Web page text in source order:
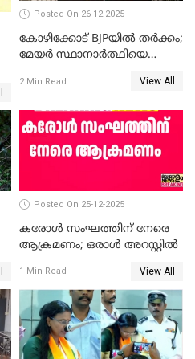
Posted On 26-12-2025
കോഴിക്കോട് BJPയിൽ തർക്കം;
മേയർ സ്ഥാനാർത്ഥിയെ
2 Min Read View All
Posted On 25-12-2025
കരോള്‍ സംഘത്തിന് നേരെ
ആക്രമണം; ഒരാള്‍ അറസ്റ്റില്‍
1 Min Read View All